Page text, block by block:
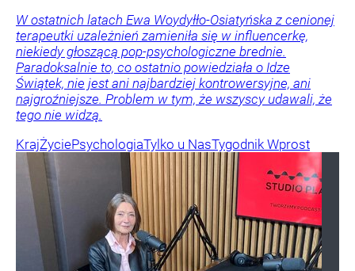
W ostatnich latach Ewa Woydyłło-Osiatyńska z cenionej
terapeutki uzależnień zamieniła się w influencerkę,
niekiedy głoszącą pop-psychologiczne brednie.
Paradoksalnie to, co ostatnio powiedziała o Idze
Świątek, nie jest ani najbardziej kontrowersyjne, ani
najgroźniejsze. Problem w tym, że wszyscy udawali, że
tego nie widzą.
KrajŻyciePsychologiaTylko u NasTygodnik Wprost